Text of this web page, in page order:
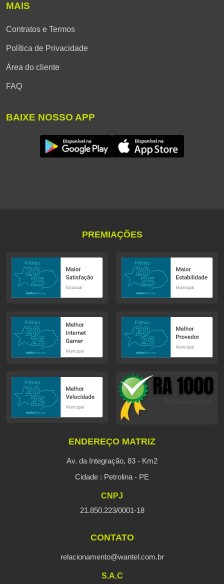
MAIS
Contratos e Termos
Política de Privacidade
Área do cliente
FAQ
BAIXE NOSSO APP
PREMIAÇÕES
ENDEREÇO MATRIZ
Av. da Integração, 83 - Km2
Cidade : Petrolina - PE
CNPJ
21.850.223/0001-18
CONTATO
relacionamento@wantel.com.br
S.A.C